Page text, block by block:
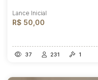
Lance Inicial
R$ 50,00
37 231 1